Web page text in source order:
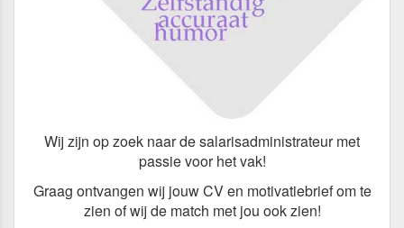
Wij zijn op zoek naar de salarisadministrateur met
passie voor het vak!
Graag ontvangen wij jouw CV en motivatiebrief om te
zien of wij de match met jou ook zien!